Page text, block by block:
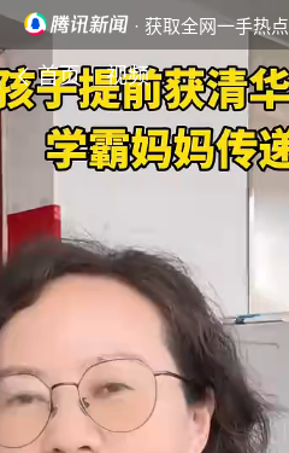
· 获取全网一手热点
首页 视频